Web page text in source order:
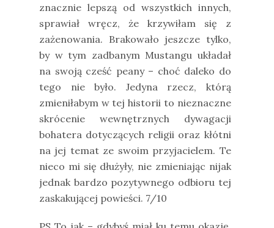
znacznie lepszą od wszystkich innych,
sprawiał wręcz, że krzywiłam się z
zażenowania. Brakowało jeszcze tylko,
by w tym zadbanym Mustangu układał
na swoją cześć peany – choć daleko do
tego nie było. Jedyna rzecz, którą
zmieniłabym w tej historii to nieznaczne
skrócenie wewnętrznych dywagacji
bohatera dotyczących religii oraz kłótni
na jej temat ze swoim przyjacielem. Te
nieco mi się dłużyły, nie zmieniając nijak
jednak bardzo pozytywnego odbioru tej
zaskakującej powieści. 7/10